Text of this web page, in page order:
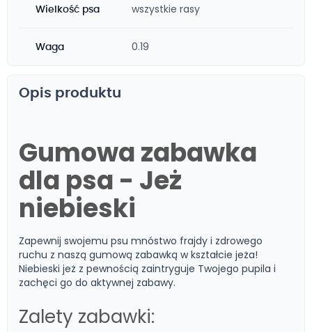
Wielkość psa wszystkie rasy
Waga 0.19
Opis produktu
Gumowa zabawka
dla psa - Jeż
niebieski
Zapewnij swojemu psu mnóstwo frajdy i zdrowego
ruchu z naszą gumową zabawką w kształcie jeża!
Niebieski jeż z pewnością zaintryguje Twojego pupila i
zachęci go do aktywnej zabawy.
Zalety zabawki: